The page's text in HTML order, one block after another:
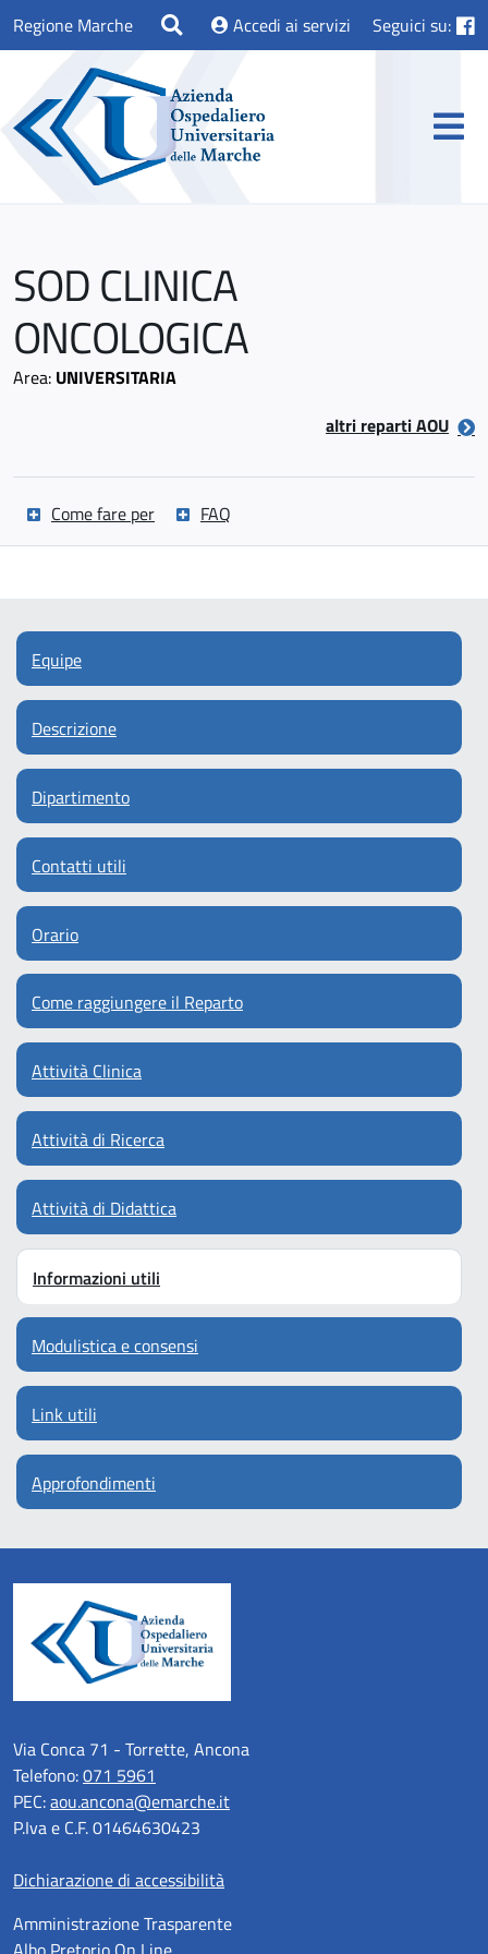
Regione Marche Accedi ai servizi Seguici su:
SOD CLINICA
ONCOLOGICA
Area: UNIVERSITARIA
altri reparti AOU
Come fare per FAQ
Equipe
Descrizione
Dipartimento
Contatti utili
Orario
Come raggiungere il Reparto
Attività Clinica
Attività di Ricerca
Attività di Didattica
Informazioni utili
Modulistica e consensi
Link utili
Approfondimenti
Via Conca 71 - Torrette, Ancona
Telefono:071 5961
PEC:aou.ancona@emarche.it
P.Iva e C.F. 01464630423
Dichiarazione di accessibilità
Amministrazione Trasparente